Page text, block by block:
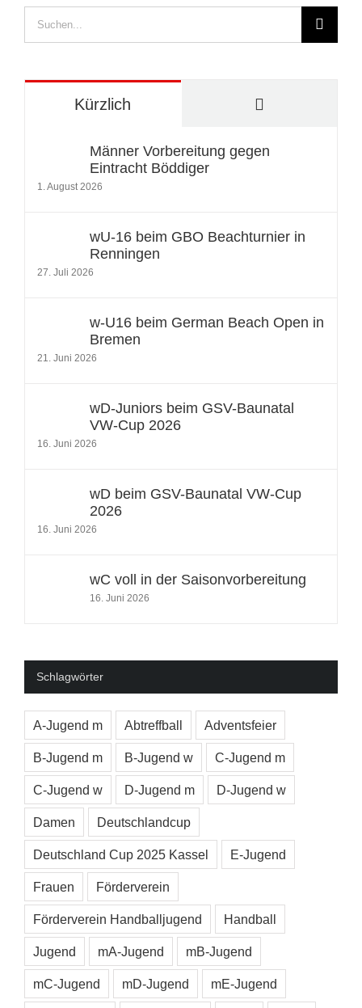
Suche
nach:
Kürzlich
Männer Vorbereitung gegen
Eintracht Böddiger
1. August 2026
wU-16 beim GBO Beachturnier in
Renningen
27. Juli 2026
w-U16 beim German Beach Open in
Bremen
21. Juni 2026
wD-Juniors beim GSV-Baunatal
VW-Cup 2026
16. Juni 2026
wD beim GSV-Baunatal VW-Cup
2026
16. Juni 2026
wC voll in der Saisonvorbereitung
16. Juni 2026
Schlagwörter
A-Jugend m Abtreffball Adventsfeier
B-Jugend m B-Jugend w C-Jugend m
C-Jugend w D-Jugend m D-Jugend w
Damen Deutschlandcup
Deutschland Cup 2025 Kassel E-Jugend
Frauen Förderverein
Förderverein Handballjugend Handball
Jugend mA-Jugend mB-Jugend
mC-Jugend mD-Jugend mE-Jugend